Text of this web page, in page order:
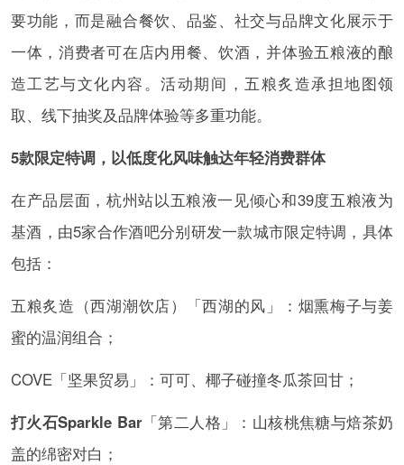
要功能，而是融合餐饮、品鉴、社交与品牌文化展示于
一体，消费者可在店内用餐、饮酒，并体验五粮液的酿
造工艺与文化内容。活动期间，五粮炙造承担地图领
取、线下抽奖及品牌体验等多重功能。
5款限定特调，以低度化风味触达年轻消费群体
在产品层面，杭州站以五粮液一见倾心和39度五粮液为
基酒，由5家合作酒吧分别研发一款城市限定特调，具体
包括：
五粮炙造（西湖潮饮店）「西湖的风」：烟熏梅子与姜
蜜的温润组合；
COVE「坚果贸易」：可可、椰子碰撞冬瓜茶回甘；
打火石Sparkle Bar「第二人格」：山核桃焦糖与焙茶奶
盖的绵密对白；